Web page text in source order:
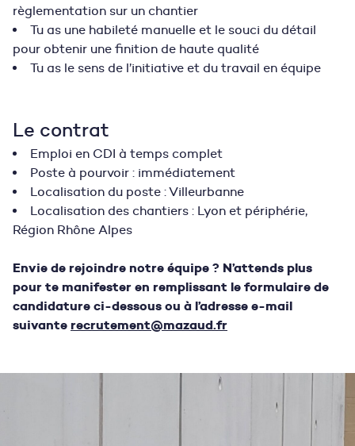
règlementation sur un chantier
Tu as une habileté manuelle et le souci du détail
pour obtenir une finition de haute qualité
Tu as le sens de l’initiative et du travail en équipe
Le contrat
Emploi en CDI à temps complet
Poste à pourvoir : immédiatement
Localisation du poste : Villeurbanne
Localisation des chantiers : Lyon et périphérie,
Région Rhône Alpes
Envie de rejoindre notre équipe ? N’attends plus
pour te manifester en remplissant le formulaire de
candidature ci-dessous ou à l’adresse e-mail
suivanterecrutement@mazaud.fr